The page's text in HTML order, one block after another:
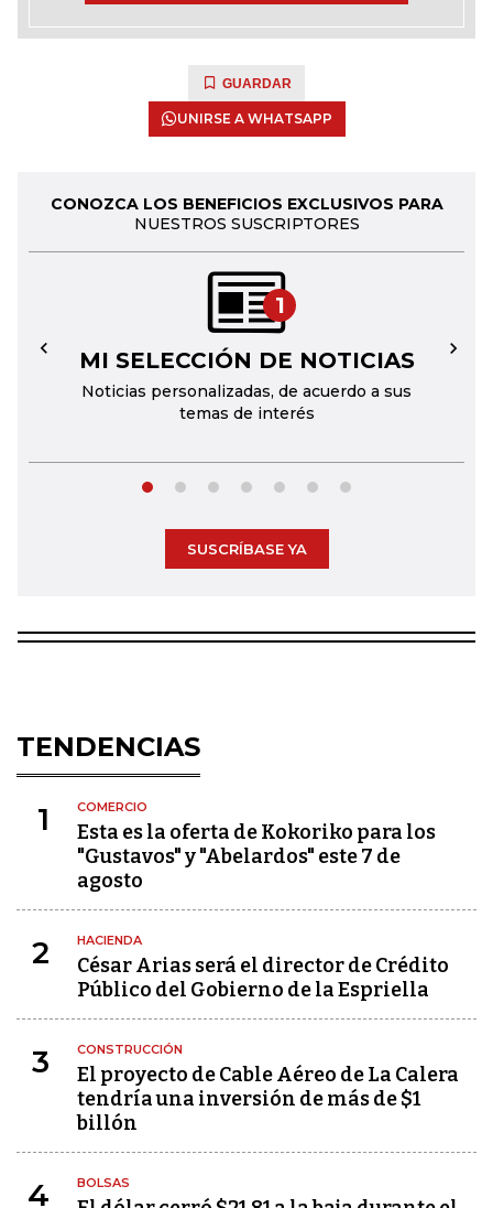
GUARDAR
UNIRSE A WHATSAPP
CONOZCA LOS BENEFICIOS EXCLUSIVOS PARA
NUESTROS SUSCRIPTORES
1
MI SELECCIÓN DE NOTICIAS
Noticias personalizadas, de acuerdo a sus
temas de interés
← →
SUSCRÍBASE YA
TENDENCIAS
1 COMERCIO
Esta es la oferta de Kokoriko para los
"Gustavos" y "Abelardos" este 7 de
agosto
2 HACIENDA
César Arias será el director de Crédito
Público del Gobierno de la Espriella
3 CONSTRUCCIÓN
El proyecto de Cable Aéreo de La Calera
tendría una inversión de más de $1
billón
4 BOLSAS